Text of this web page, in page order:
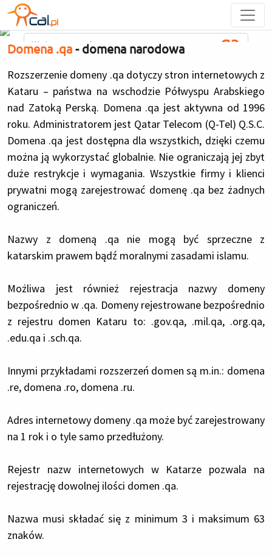
.qa
WYSZUKAJ DOMENĘ
Domena .qa - domena narodowa
Rozszerzenie domeny .qa dotyczy stron internetowych z
Kataru – państwa na wschodzie Półwyspu Arabskiego
nad Zatoką Perską. Domena .qa jest aktywna od 1996
roku. Administratorem jest Qatar Telecom (Q-Tel) Q.S.C.
Domena .qa jest dostępna dla wszystkich, dzięki czemu
można ją wykorzystać globalnie. Nie ograniczają jej zbyt
duże restrykcje i wymagania. Wszystkie firmy i klienci
prywatni mogą zarejestrować domenę .qa bez żadnych
ograniczeń.
Nazwy z domeną .qa nie mogą być sprzeczne z
katarskim prawem bądź moralnymi zasadami islamu.
Możliwa jest również rejestracja nazwy domeny
bezpośrednio w .qa. Domeny rejestrowane bezpośrednio
z rejestru domen Kataru to: .gov.qa, .mil.qa, .org.qa,
.edu.qa i .sch.qa.
Innymi przykładami rozszerzeń domen są m.in.: domena
.re, domena .ro, domena .ru.
Adres internetowy domeny .qa może być zarejestrowany
na 1 rok i o tyle samo przedłużony.
Rejestr nazw internetowych w Katarze pozwala na
rejestrację dowolnej ilości domen .qa.
Nazwa musi składać się z minimum 3 i maksimum 63
znaków.